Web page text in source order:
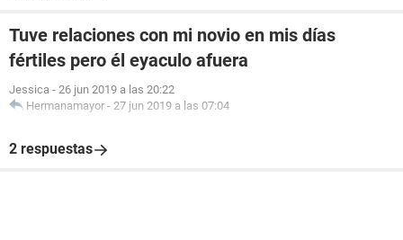
Tuve relaciones con mi novio en mis días
fértiles pero él eyaculo afuera
Jessica - 26 jun 2019 a las 20:22
Hermanamayor - 27 jun 2019 a las 07:04
2 respuestas